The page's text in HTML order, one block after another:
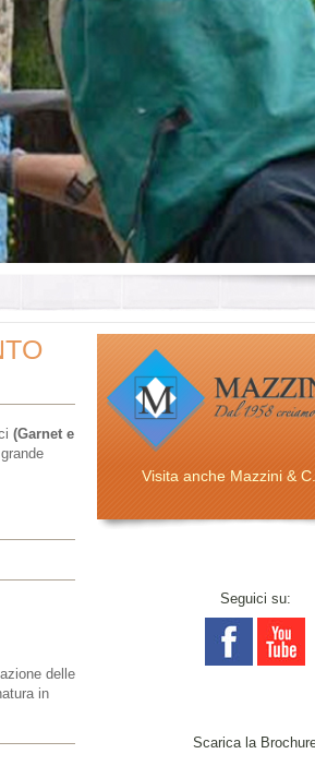
(Garnet e
delle
in
Visita anche Mazzini &
Seguici su:
Scarica la